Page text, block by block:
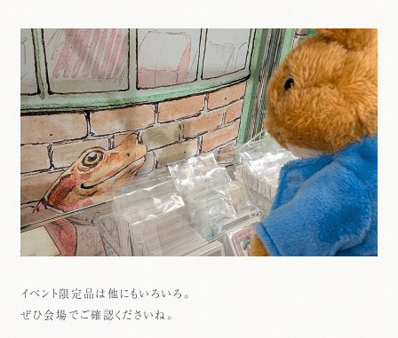
イベント限定品は他にもいろいろ。
ぜひ会場でご確認くださいね。